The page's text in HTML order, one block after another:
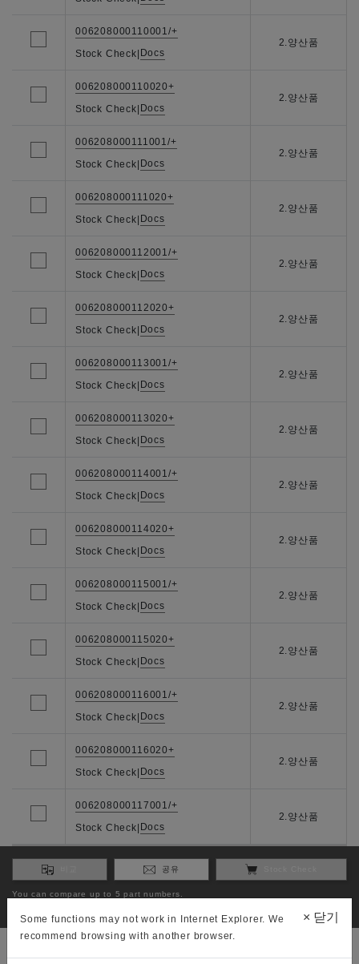
Some functions may not work in Internet Explorer. We
recommend browsing with another browser.
× 닫기
006208000110001/+
Stock Check| Docs
2.양산품
006208000110020+
Stock Check| Docs
2.양산품
006208000111001/+
Stock Check| Docs
2.양산품
006208000111020+
Stock Check| Docs
2.양산품
006208000112001/+
Stock Check| Docs
2.양산품
006208000112020+
Stock Check| Docs
2.양산품
006208000113001/+
Stock Check| Docs
2.양산품
006208000113020+
Stock Check| Docs
2.양산품
006208000114001/+
Stock Check| Docs
2.양산품
006208000114020+
Stock Check| Docs
2.양산품
006208000115001/+
Stock Check| Docs
2.양산품
006208000115020+
Stock Check| Docs
2.양산품
006208000116001/+
Stock Check| Docs
2.양산품
006208000116020+
Stock Check| Docs
2.양산품
006208000117001/+
Stock Check| Docs
2.양산품
공유
You can compare up to 5 part numbers.